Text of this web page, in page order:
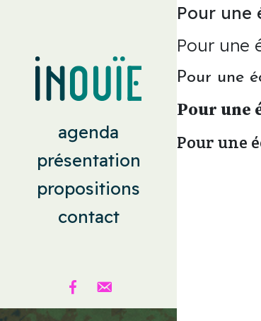
agenda
présentation
propositions
contact
Pour une
Pour une
Pour une
Pour une
Pour une